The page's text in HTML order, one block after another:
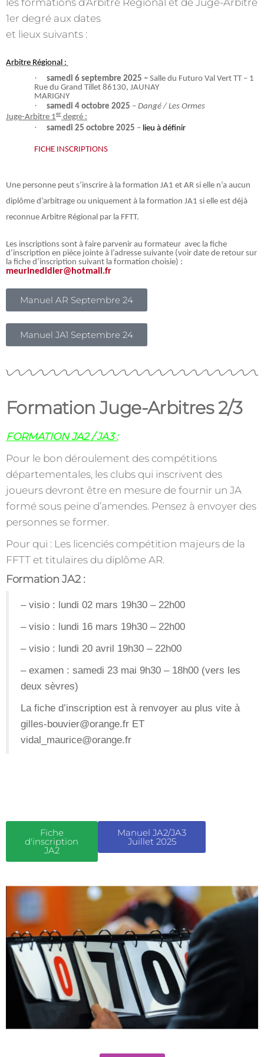
les formations d’Arbitre Régional et de Juge-Arbitre
1er degré aux dates
et lieux suivants :
Arbitre Régional :
· samedi 6 septembre 2025 – Salle du Futuro Val Vert TT – 1
Rue du Grand Tillet 86130, JAUNAY
MARIGNY
· samedi 4 octobre 2025 – Dangé / Les Ormes
Juge-Arbitre 1er degré :
· samedi 25 octobre 2025 – lieu à définir
FICHE INSCRIPTIONS
Une personne peut s’inscrire à la formation JA1 et AR si elle n’a aucun
diplôme d’arbitrage ou uniquement à la formation JA1 si elle est déjà
reconnue Arbitre Régional par la FFTT.
Les inscriptions sont à faire parvenir au formateur avec la fiche
d’inscription en pièce jointe à l’adresse suivante (voir date de retour sur
la fiche d’inscription suivant la formation choisie) :
meurinedidier@hotmail.fr
Manuel AR Septembre 24
Manuel JA1 Septembre 24
Formation Juge-Arbitres 2/3
FORMATION JA2 / JA3 :
Pour le bon déroulement des compétitions
départementales, les clubs qui inscrivent des
joueurs devront être en mesure de fournir un JA
formé sous peine d’amendes. Pensez à envoyer des
personnes se former.
Pour qui : Les licenciés compétition majeurs de la
FFTT et titulaires du diplôme AR.
Formation JA2:
– visio : lundi 02 mars 19h30 – 22h00
– visio : lundi 16 mars 19h30 – 22h00
– visio : lundi 20 avril 19h30 – 22h00
– examen : samedi 23 mai 9h30 – 18h00 (vers les
deux sèvres)
La fiche d’inscription est à renvoyer au plus vite à
gilles-bouvier@orange.fr ET
vidal_maurice@orange.fr
Fiche
d'inscription
JA2
Manuel JA2/JA3
Juillet 2025